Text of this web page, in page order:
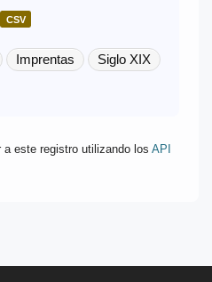
CSV
Imprentas
Siglo XIX
este registro utilizando los API